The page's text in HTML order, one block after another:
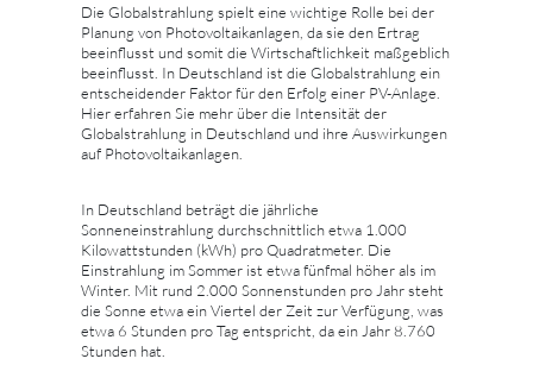
Die Globalstrahlung spielt eine wichtige Rolle bei der
Planung von Photovoltaikanlagen, da sie den Ertrag
beeinflusst und somit die Wirtschaftlichkeit maßgeblich
beeinflusst. In Deutschland ist die Globalstrahlung ein
entscheidender Faktor für den Erfolg einer PV-Anlage.
Hier erfahren Sie mehr über die Intensität der
Globalstrahlung in Deutschland und ihre Auswirkungen
auf Photovoltaikanlagen.
In Deutschland beträgt die jährliche
Sonneneinstrahlung durchschnittlich etwa 1.000
Kilowattstunden (kWh) pro Quadratmeter. Die
Einstrahlung im Sommer ist etwa fünfmal höher als im
Winter. Mit rund 2.000 Sonnenstunden pro Jahr steht
die Sonne etwa ein Viertel der Zeit zur Verfügung, was
etwa 6 Stunden pro Tag entspricht, da ein Jahr 8.760
Stunden hat.